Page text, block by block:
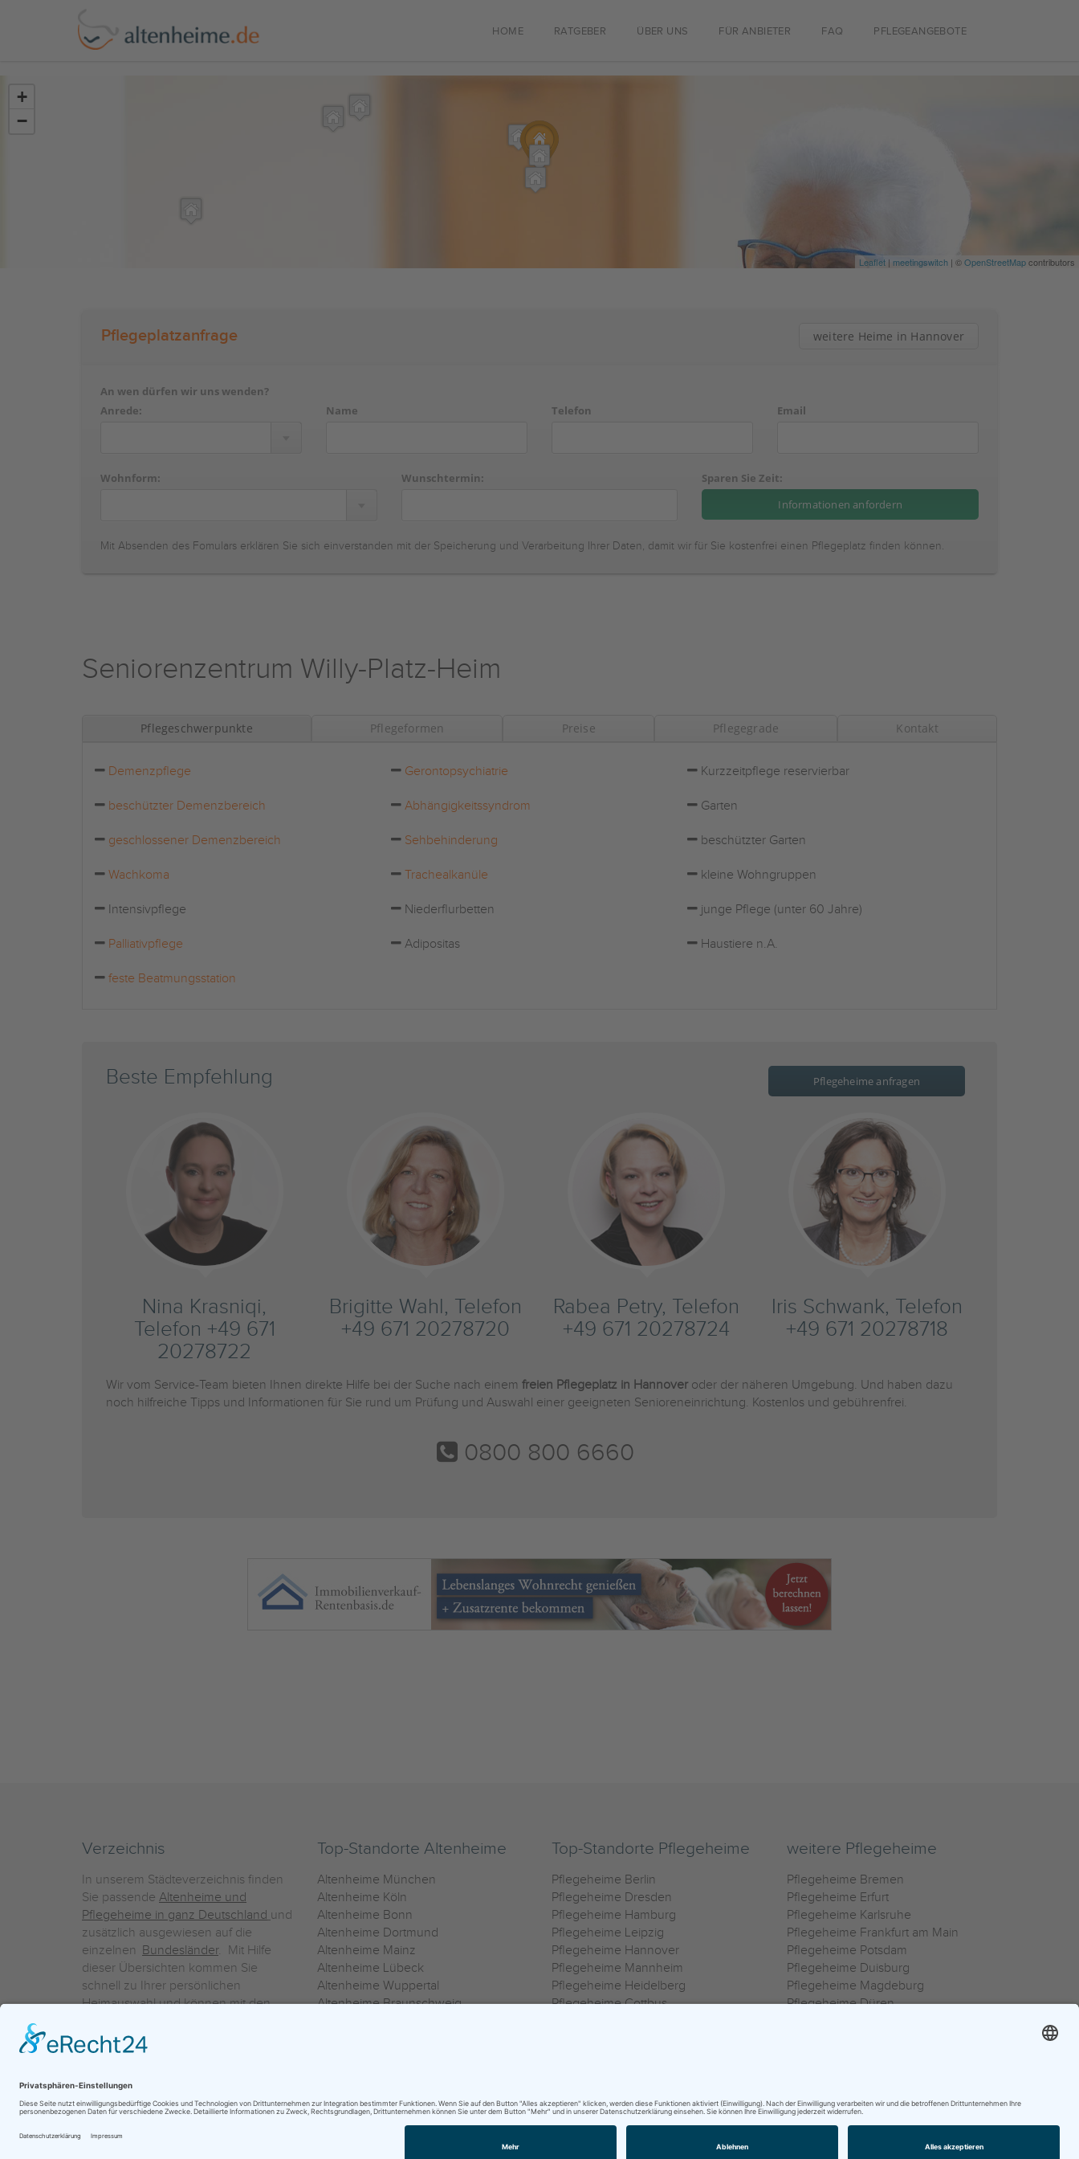
HOME RATGEBER ÜBER UNS FÜR ANBIETER FAQ PFLEGEANGEBOTE
+
−
Leaflet | meetingswitch | ©OpenStreetMapcontributors
Pflegeplatzanfrage weitere Heime in Hannover
An wen dürfen wir uns wenden?
Anrede:
Name Telefon Email
Wohnform: Wunschtermin: Sparen Sie Zeit:
Mit Absenden des Fomulars erklären Sie sich einverstanden mit der Speicherung und Verarbeitung Ihrer Daten, damit wir für Sie kostenfrei einen Pflegeplatz finden können.
Seniorenzentrum Willy-Platz-Heim
Pflegeschwerpunkte Pflegeformen Preise Pflegegrade Kontakt
Demenzpflege Gerontopsychiatrie Kurzzeitpflege reservierbar
beschützter Demenzbereich Abhängigkeitssyndrom Garten
geschlossener Demenzbereich Sehbehinderung beschützter Garten
Wachkoma Trachealkanüle kleine Wohngruppen
Intensivpflege Niederflurbetten junge Pflege (unter 60 Jahre)
Palliativpflege Adipositas Haustiere n.A.
feste Beatmungsstation
Beste Empfehlung Pflegeheime anfragen
Nina Krasniqi,
Telefon +49 671
20278722
Brigitte Wahl, Telefon
+49 671 20278720
Rabea Petry, Telefon
+49 671 20278724
Iris Schwank, Telefon
+49 671 20278718
Wir vom Service-Team bieten Ihnen direkte Hilfe bei der Suche nach einem freien Pflegeplatz in Hannover oder der näheren Umgebung. Und haben dazu
noch hilfreiche Tipps und Informationen für Sie rund um Prüfung und Auswahl einer geeigneten Senioreneinrichtung. Kostenlos und gebührenfrei.
0800 800 6660
Verzeichnis
In unserem Städteverzeichnis finden
Sie passende Altenheime und
Pflegeheime in ganz Deutschland und
zusätzlich ausgewiesen auf die
einzelnen Bundesländer. Mit Hilfe
dieser Übersichten kommen Sie
schnell zu Ihrer persönlichen
Heimauswahl und können mit den
einzelnen Häuser Leistungsvergleiche
vornehmen.
Top-Standorte Altenheime
Altenheime München
Altenheime Köln
Altenheime Bonn
Altenheime Dortmund
Altenheime Mainz
Altenheime Lübeck
Altenheime Wuppertal
Altenheime Braunschweig
Top-Standorte Pflegeheime
Pflegeheime Berlin
Pflegeheime Dresden
Pflegeheime Hamburg
Pflegeheime Leipzig
Pflegeheime Hannover
Pflegeheime Mannheim
Pflegeheime Heidelberg
Pflegeheime Cottbus
weitere Pflegeheime
Pflegeheime Bremen
Pflegeheime Erfurt
Pflegeheime Karlsruhe
Pflegeheime Frankfurt am Main
Pflegeheime Potsdam
Pflegeheime Duisburg
Pflegeheime Magdeburg
Pflegeheime Düren
0800 800 666 0